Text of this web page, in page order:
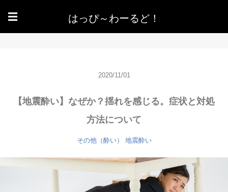
☰ はっぴ～わーるど！
2020/11/01
【地震酔い】なぜか？揺れを感じる。症状と対処
方法について
その他（酔い） 地震酔い